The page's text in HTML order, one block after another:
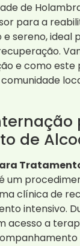
de
para a
sereno, ideal
e como este
de
um
clínica de
intensivo.
acesso a